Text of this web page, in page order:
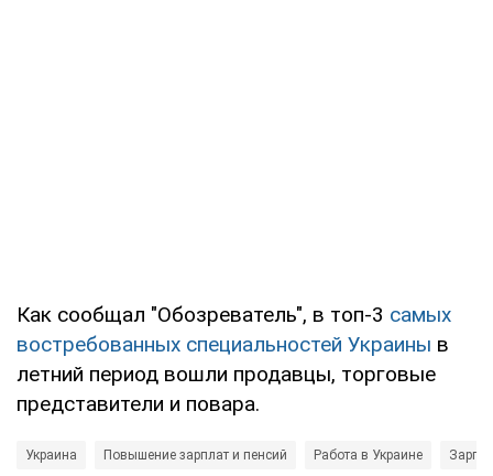
Как сообщал "Обозреватель", в топ-3 самых
востребованных специальностей Украины в
летний период вошли продавцы, торговые
представители и повара.
Украина Повышение зарплат и пенсий Работа в Украине